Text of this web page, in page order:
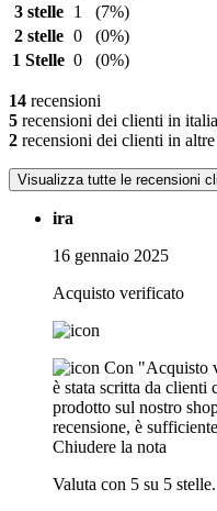
3 stelle
1
(7%)
2 stelle 0
(0%)
1 Stelle 0 (0%)
14 recensioni
5 recensioni dei clienti in
2 recensioni dei clienti in
Visualizza tutte le recensioni
ira
16 gennaio 2025
Acquisto verificato
Con "Acquisto
è stata scritta da clienti
prodotto sul nostro
recensione, è
Chiudere la nota
Valuta con 5 su 5 stelle.